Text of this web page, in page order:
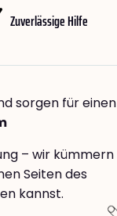
Zuverlässige Hilfe
sorgen für einen
– wir kümmern
Seiten des
kannst.